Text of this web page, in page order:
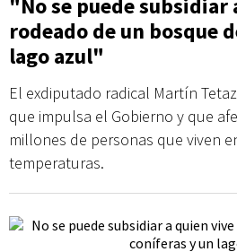
"No se puede subsidiar
rodeado de un bosque
lago azul"
El exdiputado radical Martín
que impulsa el Gobierno y que
millones de personas que viven
temperaturas.